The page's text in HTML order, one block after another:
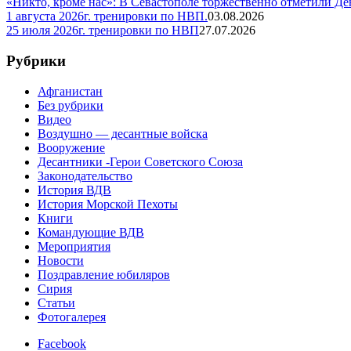
1 августа 2026г. тренировки по НВП.03.08.2026
25 июля 2026г. тренировки по НВП27.07.2026
Рубрики
Афганистан
Без рубрики
Видео
Воздушно — десантные войска
Вооружение
Десантники -Герои Советского Союза
Законодательство
История ВДВ
История Морской Пехоты
Книги
Командующие ВДВ
Мероприятия
Новости
Поздравление юбиляров
Сирия
Статьи
Фотогалерея
Facebook